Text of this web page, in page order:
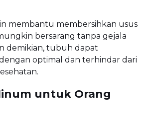
membantu membersihkan usus
bersarang tanpa gejala
demikian, tubuh dapat
optimal dan terhindar dari
untuk Orang